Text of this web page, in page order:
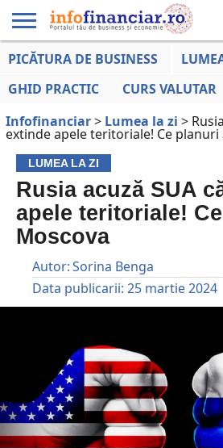
EDUCAȚIE
LA ZI
AFACERILOR
PICĂTURA DE BUSINESS
GHID PRACTIC
CURS VALUTAR
Infofinanciar> Lumea la zi >
extinde apele teritoriale! Ce planuri
LUMEA LA ZI
Rusia acuză SUA
apele teritoriale!
Moscova
Autor:Sorina Benga
Data publicarii: 25 martie 2024